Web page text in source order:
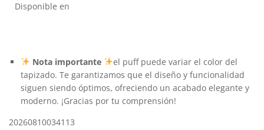
Disponible en
Nota importante
el puff puede variar el color del
tapizado. Te garantizamos que el diseño y funcionalidad
siguen siendo óptimos, ofreciendo un acabado elegante y
moderno. ¡Gracias por tu comprensión!
20260810034113